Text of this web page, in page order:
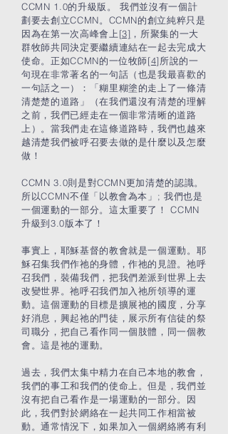
CCMN 1.0的升級版。 我們並沒有一個計
劃要去創立CCMN。CCMN的創立純粹只是
因為在第一次高峰會上[3] ，所聚集的一大
群牧師共同決定要繼續連結在一起去完成大
使命。正如CCMN的一位牧師[4]所說的一
句現在非常著名的一句話（也是我最喜歡的
一句話之一）：「糊里糊塗的走上了一條清
清楚楚的道路」（在我們還沒有清楚的理解
之前，我們已經走在一個非常清晰的道路
上）。當我們走在這條道路時，我們也越來
越清楚我們被呼召要去做的是什麼以及怎麼
做！
CCMN 3.0則是對CCMN更加清楚的認識。
所以CCMN不僅「以教會為本」; 我們也是
一個運動的一部分。這太重要了！ CCMN
升級到3.0版本了！
事實上，耶穌基督的教會就是一個運動。耶
穌召集我們作祂的身體，作祂的見證。祂呼
召我們，裝備我們，把我們差派到世界上去
改變世界。祂呼召我們加入祂所領導的運
動。這個運動的目標是擴展祂的國度，分享
好消息，興起祂的門徒，展示所有信徒的祭
司職分，把自己看作同一個肢體，同一個教
會。這是祂的運動。
過去，我們太集中精力在自己本地的教會，
我們的事工和我們的使命上。但是，我們並
沒有把自己看作是一場運動的一部分。因
此，我們對於網絡在一起共同工作相當被
動。通常情況下，如果加入一個網絡將有利